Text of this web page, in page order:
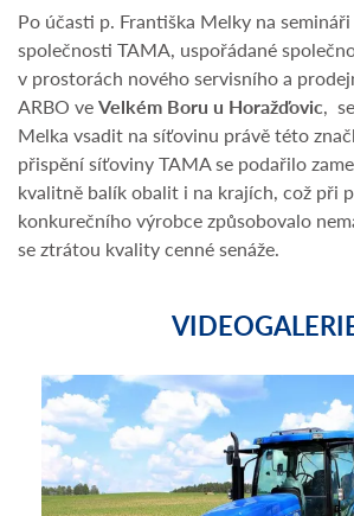
Po účasti p. Františka Melky na
společnosti TAMA, uspořádané
v prostorách nového servisního a
ARBO veVelkém Boru u Horažďovic,
Melka vsadit na síťovinu právě této
přispění síťoviny TAMA se podařilo
kvalitně balík obalit i na krajích, což při
konkurečního výrobce způsobovalo
se ztrátou kvality cenné senáže.